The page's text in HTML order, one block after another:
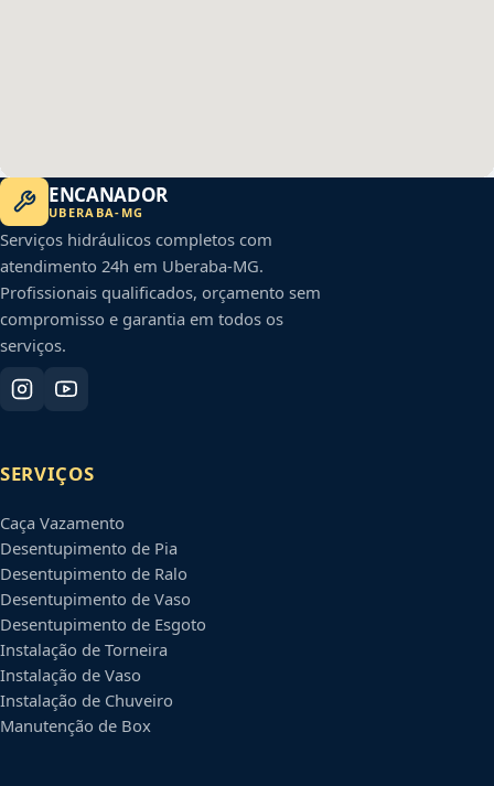
ENCANADOR
UBERABA- MG
Serviços hidráulicos completos com
atendimento 24h em Uberaba-MG.
Profissionais qualificados, orçamento sem
compromisso e garantia em todos os
serviços.
SERVIÇOS
Caça Vazamento
Desentupimento de Pia
Desentupimento de Ralo
Desentupimento de Vaso
Desentupimento de Esgoto
Instalação de Torneira
Instalação de Vaso
Instalação de Chuveiro
Manutenção de Box